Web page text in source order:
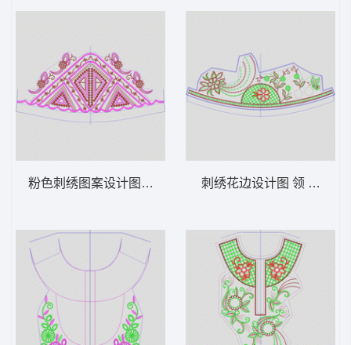
粉色刺绣图案设计图 领 衣边下摆 中东阿拉刺绣花边设计图 领 衣边下